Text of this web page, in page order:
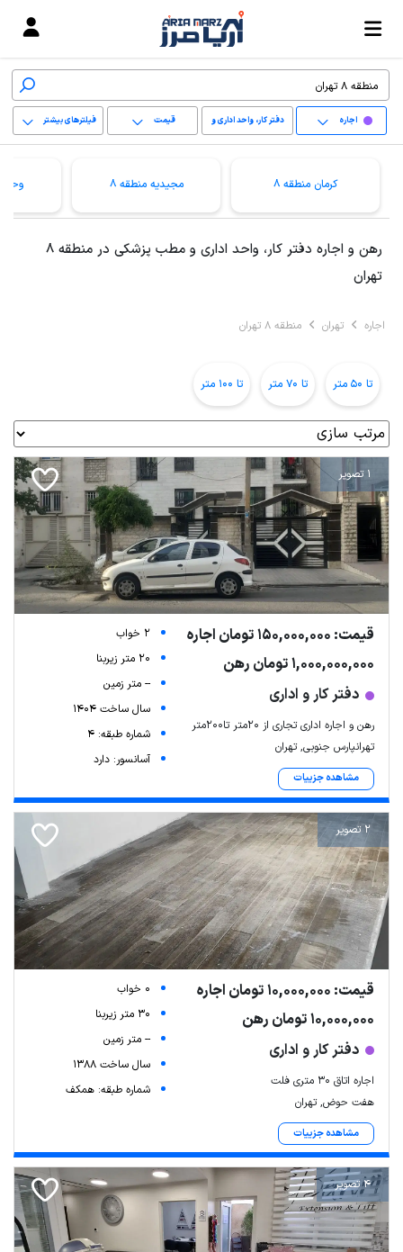
اجاره دفتر کار، واحد اداری و
مطب پزشکی
قیمت فیلترهای بیشتر
پاک کردن محدوده
کرمان منطقه 8 مجیدیه منطقه 8
رهن و اجاره دفتر کار، واحد اداری و مطب پزشکی در منطقه 8
تهران
اجاره تهران منطقه 8 تهران
تا 50 متر تا 70 متر تا 100 متر
1 تصویر
قیمت: 150,000,000 تومان اجاره
1,000,000,000 تومان رهن
دفتر کار و اداری
رهن و اجاره اداری تجاری از ۲۰متر تا۲۰۰متر
تهرانپارس جنوبی, تهران
مشاهده جزییات
2 خواب
20 متر زیربنا
-- متر زمین
سال ساخت 1404
شماره طبقه: 4
آسانسور: دارد
2 تصویر
قیمت: 10,000,000 تومان اجاره
10,000,000 تومان رهن
دفتر کار و اداری
اجاره اتاق 30 متری فلت
هفت حوض, تهران
مشاهده جزییات
0 خواب
30 متر زیربنا
-- متر زمین
سال ساخت 1388
شماره طبقه: همکف
4 تصویر